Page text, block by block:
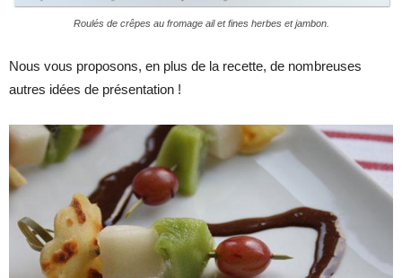
Roulés de crêpes au fromage ail et fines herbes et jambon.
Nous vous proposons, en plus de la recette, de nombreuses
autres idées de présentation !